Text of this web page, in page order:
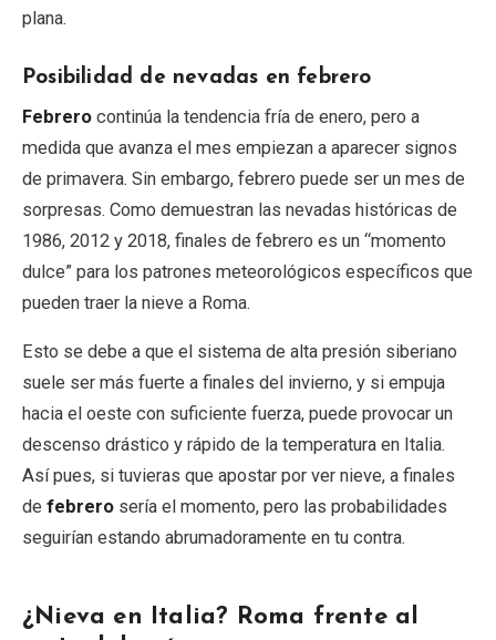
plana.
Posibilidad de nevadas en febrero
Febrero continúa la tendencia fría de enero, pero a
medida que avanza el mes empiezan a aparecer signos
de primavera. Sin embargo, febrero puede ser un mes de
sorpresas. Como demuestran las nevadas históricas de
1986, 2012 y 2018, finales de febrero es un “momento
dulce” para los patrones meteorológicos específicos que
pueden traer la nieve a Roma.
Esto se debe a que el sistema de alta presión siberiano
suele ser más fuerte a finales del invierno, y si empuja
hacia el oeste con suficiente fuerza, puede provocar un
descenso drástico y rápido de la temperatura en Italia.
Así pues, si tuvieras que apostar por ver nieve, a finales
de febrero sería el momento, pero las probabilidades
seguirían estando abrumadoramente en tu contra.
¿Nieva en Italia? Roma frente al